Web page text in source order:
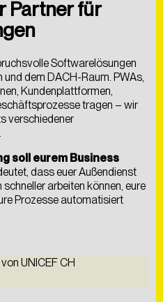
Partner für
Softwarelösungen
dem DACH-Raum. PWAs,
Kundenplattformen,
tragen – wir
verschiedener
soll eurem Business
dass euer Außendienst
arbeiten können, eure
Prozesse automatisiert